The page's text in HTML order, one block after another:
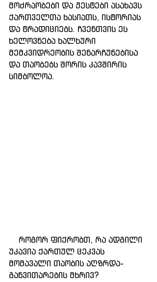
მოძრაობები და ჟესტები ასახავს
ქართველთა ხასიათს, ისტორიას
და ტრადიციებს. ჩვენთვის ეს
ხელოვნება ხალხური
მემკვიდრეობის შენარჩუნებისა
და თაობებს შორის კავშირის
სიმბოლოა.
უკავია ქართულ ცეკვას
მომავალი თაობის აღზრდა-
განვითარების მხრივ?